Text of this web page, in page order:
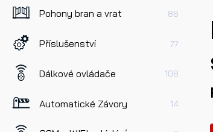
Pohony bran a vrat 86
Příslušenství 77
Dálkové ovládače 108
Automatické Závory 14